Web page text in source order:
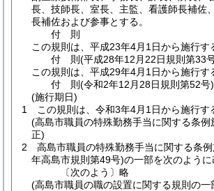
長、技師長、室長、主監、看護師長補佐
長補佐および参事とする。
付 則
この規則は、平成23年4月1日から施行す
付 則(平成28年12月22日規則第33
この規則は、平成29年4月1日から施行す
付 則(令和2年12月28日規則第52号)
(施行期日)
1
この規則は、令和3年4月1日から施行す
(高島市職員の特殊勤務手当に関する条例
正)
2
高島市職員の特殊勤務手当に関する条例
年高島市規則第49号)の一部を次のように
〔次のよう〕略
(高島市職員の職の設置に関する規則の一